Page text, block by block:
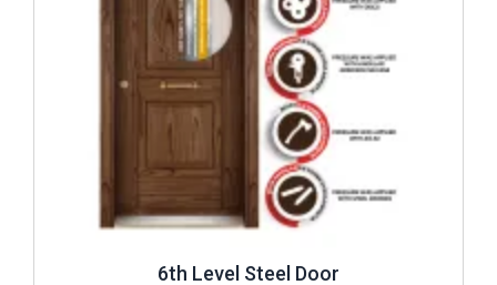
6th Level Steel Door